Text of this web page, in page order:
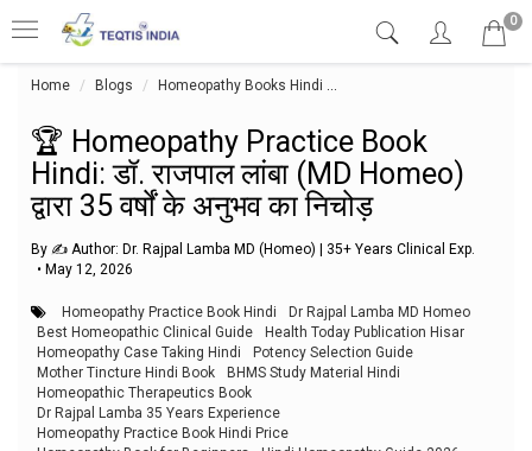
0
Home Blogs Homeopathy Books Hindi
🏆 Homeopathy Practice Book
Hindi: डॉ. राजपाल लांबा (MD Homeo)
द्वारा 35 वर्षों के अनुभव का निचोड़
By ✍️ Author: Dr. Rajpal Lamba MD (Homeo) | 35+ Years Clinical Exp.
• May 12, 2026
Homeopathy Practice Book Hindi
Dr Rajpal Lamba MD Homeo
Best Homeopathic Clinical Guide
Health Today Publication Hisar
Homeopathy Case Taking Hindi
Potency Selection Guide
Mother Tincture Hindi Book
BHMS Study Material Hindi
Homeopathic Therapeutics Book
Dr Rajpal Lamba 35 Years Experience
Homeopathy Practice Book Hindi Price